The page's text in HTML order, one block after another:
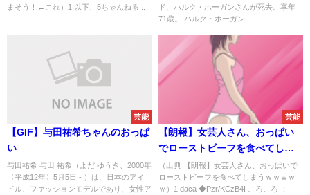
まそう！←これ）1 以下、5ちゃんねる...
ド、ハルク・ホーガンさんが死去。享年
71歳。 ハルク・ホーガン ...
芸能
【GIF】与田祐希ちゃんのおっぱ
い
与田祐希 与田 祐希（よだ ゆうき、2000年
〈平成12年〉5月5日 - ）は、日本のアイ
ドル、ファッションモデルであり、女性ア
芸能
【朗報】女芸人さん、おっぱい
でローストビーフを食べてしま
うｗｗｗｗｗ
（出典 【朗報】女芸人さん、おっぱいで
ローストビーフを食べてしまうｗｗｗｗ
ｗ）1 daca ◆Pzr/KCzB4I ころころ ：